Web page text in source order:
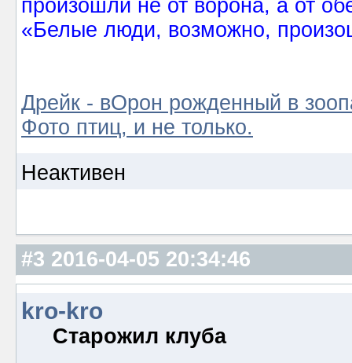
произошли не от ворона, а от
«Белые люди, возможно,
Дрейк - вОрон рожденный в
Фото птиц, и не только.
Неактивен
#3 2016-04-05 20:34:46
kro-kro
Старожил клуба